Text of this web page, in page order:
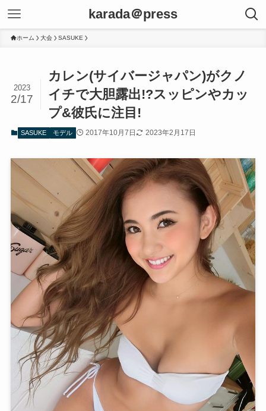
karada＠press
ホーム 大会 SASUKE
カレン(サイバージャパン)がクノ
イチで大胆露出!?スッピンやカッ
プ&彼氏に注目!
2023
2/17
SASUKE モデル 2017年10月7日 2023年2月17日